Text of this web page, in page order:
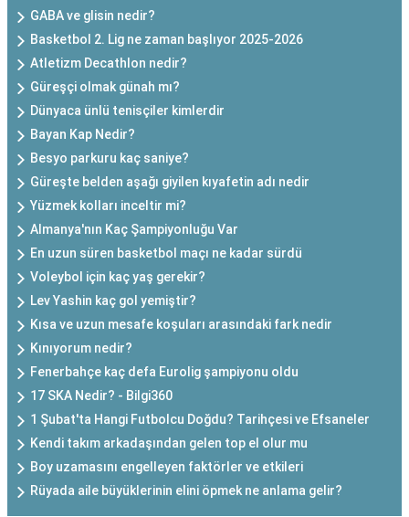
GABA ve glisin nedir?
Basketbol 2. Lig ne zaman başlıyor 2025-2026
Atletizm Decathlon nedir?
Güreşçi olmak günah mı?
Dünyaca ünlü tenisçiler kimlerdir
Bayan Kap Nedir?
Besyo parkuru kaç saniye?
Güreşte belden aşağı giyilen kıyafetin adı nedir
Yüzmek kolları inceltir mi?
Almanya'nın Kaç Şampiyonluğu Var
En uzun süren basketbol maçı ne kadar sürdü
Voleybol için kaç yaş gerekir?
Lev Yashin kaç gol yemiştir?
Kısa ve uzun mesafe koşuları arasındaki fark nedir
Kınıyorum nedir?
Fenerbahçe kaç defa Eurolig şampiyonu oldu
17 SKA Nedir? - Bilgi360
1 Şubat'ta Hangi Futbolcu Doğdu? Tarihçesi ve Efsaneler
Kendi takım arkadaşından gelen top el olur mu
Boy uzamasını engelleyen faktörler ve etkileri
Rüyada aile büyüklerinin elini öpmek ne anlama gelir?